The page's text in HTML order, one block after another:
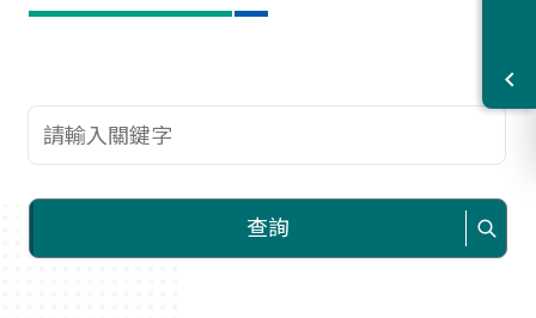
查詢關鍵字
查詢